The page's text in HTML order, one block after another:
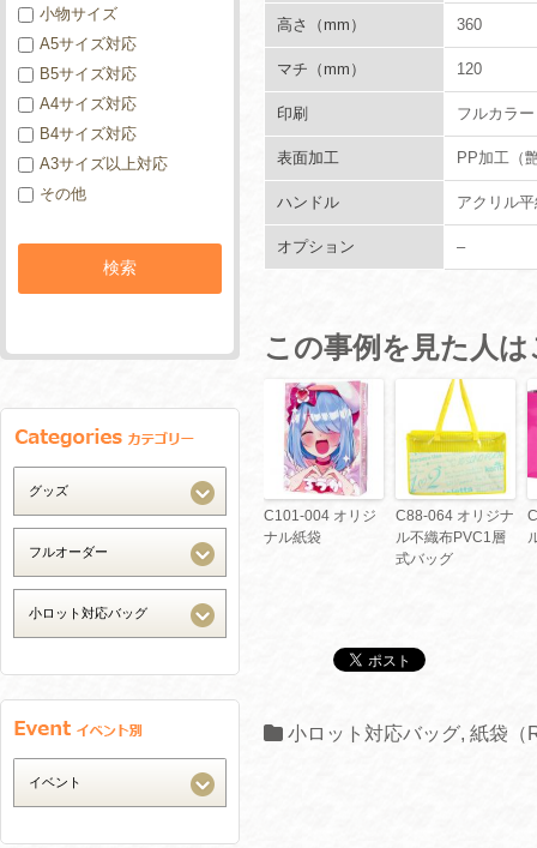
高さ（mm） 360
マチ（mm） 120
印刷 フルカラ
表面加工 PP加工（
ハンドル アクリル
オプション –
この事例を見た人
C101-004 オリジ
ナル紙袋
C88-064 オリジナ
ル不織布PVC1層
式バッグ
小ロット対応バッグ, 紙袋（
小物サイズ
A5サイズ対応
B5サイズ対応
A4サイズ対応
B4サイズ対応
A3サイズ以上対応
その他